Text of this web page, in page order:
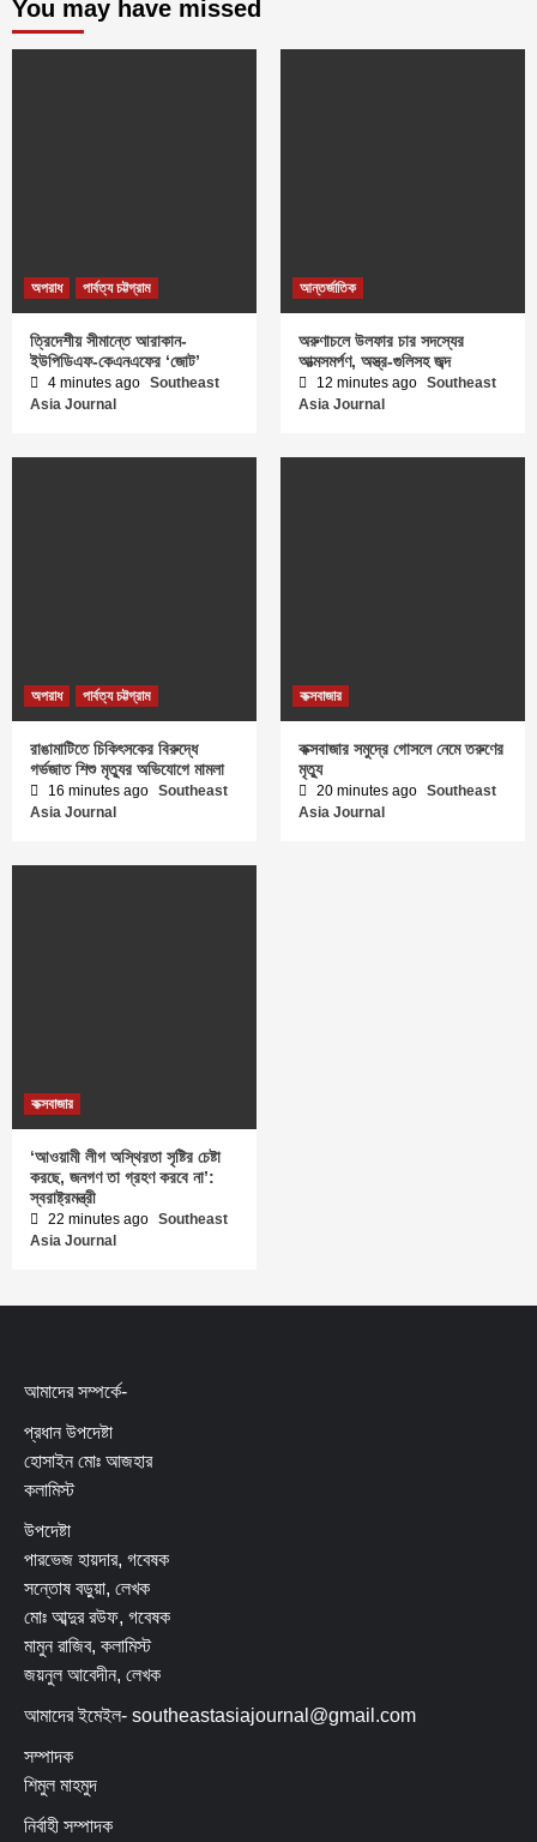
You may have missed
অপরাধ পার্বত্য চট্টগ্রাম
ত্রিদেশীয় সীমান্তে আরাকান-
ইউপিডিএফ-কেএনএফের ‘জোট’
4 minutes ago Southeast
Asia Journal
আন্তর্জাতিক
অরুণাচলে উলফার চার সদস্যের
আত্মসমর্পণ, অস্ত্র-গুলিসহ জব্দ
12 minutes ago Southeast
Asia Journal
অপরাধ পার্বত্য চট্টগ্রাম
রাঙামাটিতে চিকিৎসকের বিরুদ্ধে
গর্ভজাত শিশু মৃত্যুর অভিযোগে মামলা
16 minutes ago Southeast
Asia Journal
কক্সবাজার
কক্সবাজার সমুদ্রে গোসলে নেমে তরুণের
মৃত্যু
20 minutes ago Southeast
Asia Journal
কক্সবাজার
‘আওয়ামী লীগ অস্থিরতা সৃষ্টির চেষ্টা
করছে, জনগণ তা গ্রহণ করবে না’:
স্বরাষ্ট্রমন্ত্রী
22 minutes ago Southeast
Asia Journal
আমাদের সম্পর্কে-
প্রধান উপদেষ্টা
হোসাইন মোঃ আজহার
কলামিস্ট
উপদেষ্টা
পারভেজ হায়দার, গবেষক
সন্তোষ বড়ুয়া, লেখক
মোঃ আব্দুর রউফ, গবেষক
মামুন রাজিব, কলামিস্ট
জয়নুল আবেদীন, লেখক
আমাদের ইমেইল- southeastasiajournal@gmail.com
সম্পাদক
শিমুল মাহমুদ
নির্বাহী সম্পাদক